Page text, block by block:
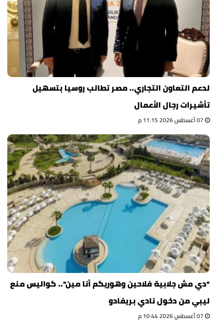
لدعم التعاون التجاري.. مصر تطالب روسيا بتسهيل
تأشيرات رجال الأعمال
"دي مش جلابية فلاحين وهوريكم أنا مين".. كواليس منع
ليبي من دخول نادي بريفادو